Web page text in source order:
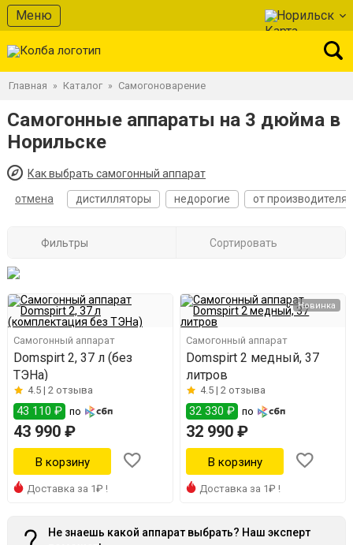
Меню Норильск
Главная » Каталог » Самогоноварение
Самогонные аппараты на 3 дюйма в
Норильске
Как выбрать самогонный аппарат
отмена
дистилляторы недорогие от производителя
Фильтры Сортировать
Самогонный аппарат
Domspirt 2, 37 л (без
ТЭНа)
4.5 | 2 отзыва
43 110 ₽ по
43 990 ₽
Доставка за 1₽ !
Новинка
Самогонный аппарат
Domspirt 2 медный, 37
литров
4.5 |2 отзыва
32 330 ₽ по
32 990 ₽
Доставка за 1₽ !
Не знаешь какой аппарат выбрать? Наш эксперт